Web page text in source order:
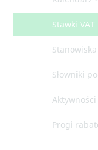
Stawki VAT
Słowniki
Aktywności
Progi